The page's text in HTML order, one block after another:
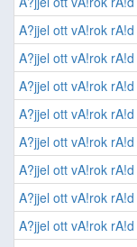
A?jjel ott vA!rok rA!d
A?jjel ott vA!rok rA!d
A?jjel ott vA!rok rA!d
A?jjel ott vA!rok rA!d
A?jjel ott vA!rok rA!d
A?jjel ott vA!rok rA!d
A?jjel ott vA!rok rA!d
A?jjel ott vA!rok rA!d